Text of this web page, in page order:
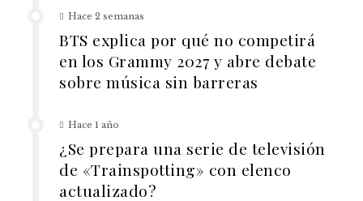
Hace 2 semanas
BTS explica por qué no competirá
en los Grammy 2027 y abre debate
sobre música sin barreras
Hace 1 año
¿Se prepara una serie de televisión
de «Trainspotting» con elenco
actualizado?